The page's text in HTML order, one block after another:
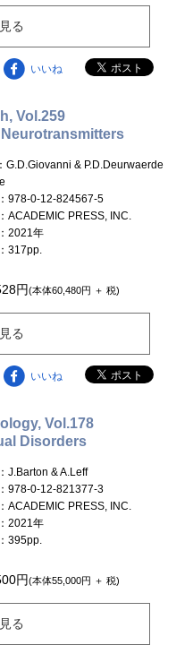
る
いいね
Vol.259
：G.D.Giovanni & P.D.Deurwaerde
：978-0-12-824567-5
：ACADEMIC PRESS, INC.
：2021年
：317pp.
円(本体60,480円 ＋ 税)
る
いいね
Vol.178
Disorders
：J.Barton & A.Leff
：978-0-12-821377-3
：ACADEMIC PRESS, INC.
：2021年
：395pp.
円(本体55,000円 ＋ 税)
る